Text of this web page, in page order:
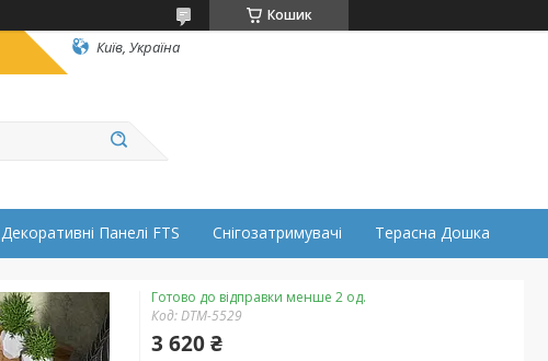
Кошик
Київ, Україна
Декоративні Панелі FTS Снігозатримувачі Терасна Дошка
Готово до відправки менше 2 од.
Код:DTM-5529
3 620 ₴